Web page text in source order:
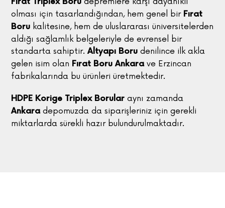
olması için tasarlandığından, hem genel bir Fırat
Boru kalitesine, hem de uluslararası üniversitelerden
aldığı sağlamlık belgeleriyle de evrensel bir
standarta sahiptir.Altyapı Borudenilince ilk akla
gelen isim olan Fırat Boru Ankarave Erzincan
fabrikalarında bu ürünleri üretmektedir.
HDPE Korige Triplex Borular aynı zamanda
Ankaradepomuzda da siparişleriniz için gerekli
miktarlarda sürekli hazır bulundurulmaktadır.